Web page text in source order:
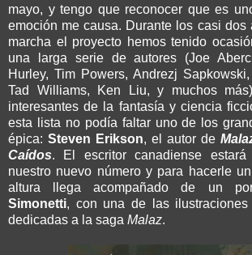
mayo, y tengo que reconocer que es
emoción me causa. Durante los casi dos
marcha el proyecto hemos tenido
una larga serie de autores (Joe
Hurley, Tim Powers, Andrezj
Tad Williams, Ken Liu, y muchos
interesantes de la fantasía y ciencia
esta lista no podía faltar uno de los
épica: Steven Erikson, el autor de
Caídos. El escritor canadiense
nuestro nuevo número y para hacerle
altura llega acompañado de un
Simonetti, con una de las
dedicadas a la saga Malaz.